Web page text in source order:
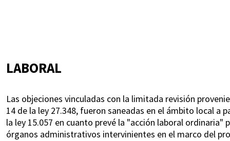
LABORAL
Las objeciones vinculadas con la limitada revisión
14 de la ley 27.348, fueron saneadas en el ámbito local a
la ley 15.057 en cuanto prevé la "acción laboral
órganos administrativos intervinientes en el marco del